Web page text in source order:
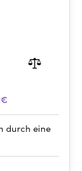
durch eine